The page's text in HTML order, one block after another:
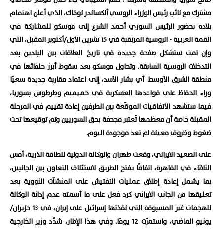
مشترك مع نائب رئيس الوزراء الروسي ألكساندر نوفاك، الذي أعلن اهتمام
بلاده بحضور الرئيس السوري أحمد الشرع إلى موسكو للمشاركة في
القمة العربية - الروسية المرتقبة في 15 تشرين الأول/أكتوبر المقبل، التي
وإن تمت ستشكل صفحة جديدة في تاريخ العلاقات بين البلدين بعد
التدخلات الروسية السابقة. وتحاول موسكو بعد سقوط أبرز حلفائها في
منطقة الشرق الأوسط، أي بشار الأسد، إلى اعتماد مقاربة جديدة سعيًا
وراء الحفاظ على قواعدها العسكرية في حميميم وطرطوس بسوريا،
فيما ستشهد الاتفاقيات الموقّعة بين الطرفين إعادة تقييم في المرحلة
المقبلة خاصة أن معظمها تُعتبر مجحفة بحق السوريين وتم توقيعها تحت
ضغوط وظروف معينة لم تعد موجودة اليوم.
على الصعيد الايراني، وقعت طهران والوكالة الدولية للطاقة الذرية، أمس
الثلاثاء في القاهرة، اتفاقًا يفتح الطريق لاستئناف التعاون بين الجانبين،
بما يشمل إعادة إطلاق عمليات التفتيش على المنشآت النووية بعد
تعليقها من الجانب الايراني كرد فعل على ما أسمته عدم إدانة الوكالة
للهجمات غير المسبوقة التي نفذتها إسرائيل على إيران، في 13 حزيران/
يونيو الماضي، واستمرّت 12 يومًا. وفي هذا الإطار، شدّد وزير الخارجية